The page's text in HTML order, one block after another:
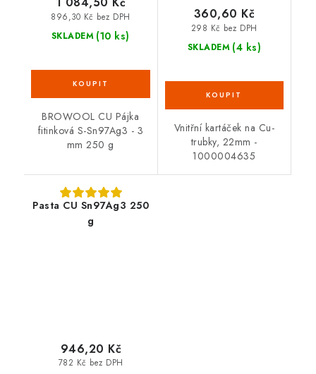
SKLADEM (10 ks)
896,30 Kč bez DPH
BROWOOL CU Pájka
fitinková S-Sn97Ag3 - 3
mm 250 g
SKLADEM (4 ks)
298 Kč bez DPH
360,60 Kč
Vnitřní kartáček na Cu-
trubky, 22mm -
1000004635
Pasta CU Sn97Ag3 250
g
782 Kč bez DPH
946,20 Kč